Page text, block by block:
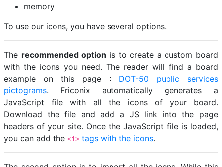
memory
To use our icons, you have several options.
The recommended option is to create a custom board
with the icons you need. The reader will find a board
example on this page : DOT-50 public services
pictograms. Friconix automatically generates a
JavaScript file with all the icons of your board.
Download the file and add a JS link into the page
headers of your site. Once the JavaScript file is loaded,
you can add the <i> tags with the icons.